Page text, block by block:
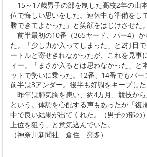
15～17歳男子の部を制した高校2年の山
位で悔しい思いをした。連休中も準備をし
勝できてよかった」と笑顔をはじけさせた。
前半最初の10番（365ヤード、パー4）か
た。「少し力が入ってしまった」と2打目
ートルと寄せきれなかったが、これを見事
ィー。「まさか入るとは思わなかった」と
ットで勢いに乗った。12番、14番でもバー
前半は3アンダー。後半も好調をキープした
昨年は肺気胸を患い、約4カ月、競技か
という。体調を心配する声もあったが「復
中で良い結果が出てくれた。（男子の部の
上位を狙う」と意気込んでいた。
（神奈川新聞社 倉住 亮多）